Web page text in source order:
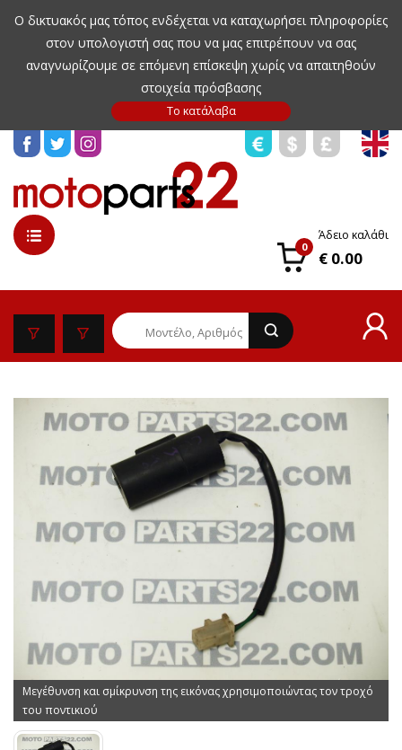
Ο δικτυακός μας τόπος ενδέχεται να καταχωρήσει πληροφορίες
στον υπολογιστή σας που να μας επιτρέπουν να σας
αναγνωρίζουμε σε επόμενη επίσκεψη χωρίς να απαιτηθούν
στοιχεία πρόσβασης
0
Άδειο καλάθι
€ 0.00
Μεγέθυνση και σμίκρυνση της εικόνας χρησιμοποιώντας τον τροχό
του ποντικιού